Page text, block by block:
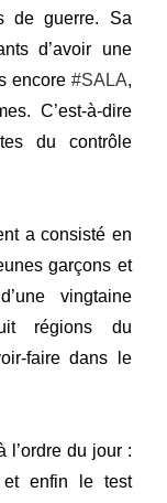
de guerre. Sa
d’avoir une
encore #SALA,
C’est-à-dire
du contrôle
a consisté en
garçons et
vingtaine
régions du
faire dans le
du jour :
et enfin le test